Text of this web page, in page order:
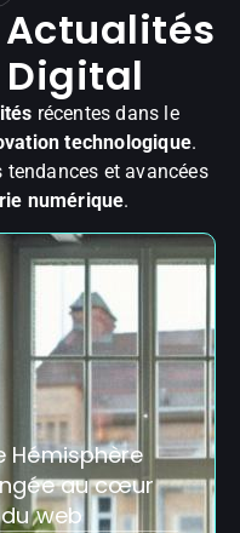
Actualités
Digital
récentes dans le
technologique.
tendances et avancées
numérique.
Hémisphère
au cœur
web